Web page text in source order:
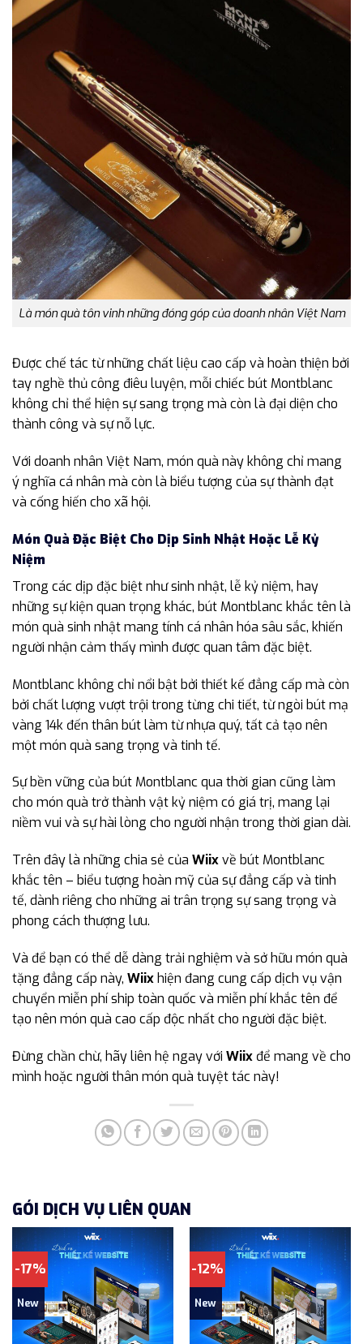
Là món quà tôn vinh những đóng góp của doanh nhân Việt Nam
Được chế tác từ những chất liệu cao cấp và hoàn thiện bởi
tay nghề thủ công điêu luyện, mỗi chiếc bút Montblanc
không chỉ thể hiện sự sang trọng mà còn là đại diện cho
thành công và sự nỗ lực.
Với doanh nhân Việt Nam, món quà này không chỉ mang
ý nghĩa cá nhân mà còn là biểu tượng của sự thành đạt
và cống hiến cho xã hội.
Món Quà Đặc Biệt Cho Dịp Sinh Nhật Hoặc Lễ Kỷ
Niệm
Trong các dịp đặc biệt như sinh nhật, lễ kỷ niệm, hay
những sự kiện quan trọng khác, bút Montblanc khắc tên là
món quà sinh nhật mang tính cá nhân hóa sâu sắc, khiến
người nhận cảm thấy mình được quan tâm đặc biệt.
Montblanc không chỉ nổi bật bởi thiết kế đẳng cấp mà còn
bởi chất lượng vượt trội trong từng chi tiết, từ ngòi bút mạ
vàng 14k đến thân bút làm từ nhựa quý, tất cả tạo nên
một món quà sang trọng và tinh tế.
Sự bền vững của bút Montblanc qua thời gian cũng làm
cho món quà trở thành vật kỷ niệm có giá trị, mang lại
niềm vui và sự hài lòng cho người nhận trong thời gian dài.
Trên đây là những chia sẻ của Wiixvề bút Montblanc
khắc tên – biểu tượng hoàn mỹ của sự đẳng cấp và tinh
tế, dành riêng cho những ai trân trọng sự sang trọng và
phong cách thượng lưu.
Và để bạn có thể dễ dàng trải nghiệm và sở hữu món quà
tặng đẳng cấp này, Wiix hiện đang cung cấp dịch vụ vận
chuyển miễn phí ship toàn quốc và miễn phí khắc tên để
tạo nên món quà cao cấp độc nhất cho người đặc biệt.
Đừng chần chừ, hãy liên hệ ngay với Wiix để mang về cho
mình hoặc người thân món quà tuyệt tác này!
GÓI DỊCH VỤ LIÊN QUAN
-17%
New
-12%
New